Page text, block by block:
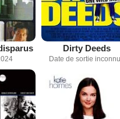
Dirty Deeds
Date de sortie